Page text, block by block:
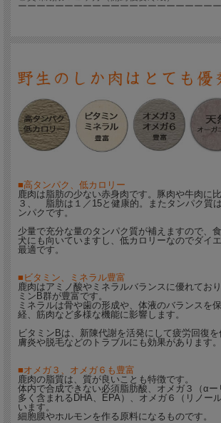
高知県産天然鹿肉の肩甲骨です。
させました。
周りの部分は比較的柔らかく噛みやすいですが、中心部
中型犬～大型犬の噛むのが大好きな犬たちにどうぞ☆
ーーーーーーーーーーーーーーーーーーーーー
■高タンパク、低カロリー
鹿肉は脂肪の少ない赤身肉です。豚肉や牛肉に
３、 脂肪は１／15と健康的。またタンパク質
ンパクです。
少量で充分な量のタンパク質が補えますので、
犬にも向いていますし、低カロリーなのでダイ
最適です。
■ビタミン、ミネラル豊富
鹿肉はアミノ酸やミネラルバランスに優れてお
ミンB群が豊富です。
ミネラルは骨や歯の形成や、体液のバランスを
経、筋肉など多様な機能に影響します。
ビタミンBは、新陳代謝を活発にして疲労回復
膚炎や脱毛などのトラブルにも効果があります。
■オメガ３、オメガ６も豊富
鹿肉の脂質は、質が良いことも特徴です。
体内で合成できない必須脂肪酸、オメガ３（αー
多く含まれるDHA、EPA）、オメガ６（リノー
います。
細胞膜やホルモンを作る原料になるものです。